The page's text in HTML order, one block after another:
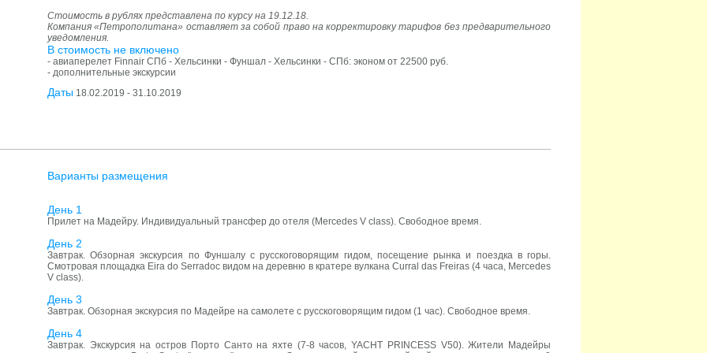
Стоимость в рублях представлена по курсу на 19.12.18.
Компания «Петрополитана» оставляет за собой право на корректировку тарифов без предварительного
уведомления.
В стоимость не включено
- авиаперелет Finnair СПб - Хельсинки - Фуншал - Хельсинки - СПб: эконом от 22500 руб.
- дополнительные экскурсии
Даты 18.02.2019 - 31.10.2019
Варианты размещения
День 1
Прилет на Мадейру. Индивидуальный трансфер до отеля (Mercedes V class). Свободное время.
День 2
Завтрак. Обзорная экскурсия по Фуншалу c русскоговорящим гидом, посещение рынка и поездка в горы.
Смотровая площадка Eira do Serradoc видом на деревню в кратере вулкана Curral das Freiras (4 часа, Mercedes
V class).
День 3
Завтрак. Обзорная экскурсия по Мадейре на самолете с русскоговорящим гидом (1 час). Свободное время.
День 4
Завтрак. Экскурсия на остров Порто Санто на яхте (7-8 часов, YACHT PRINCESS V50). Жители Мадейры